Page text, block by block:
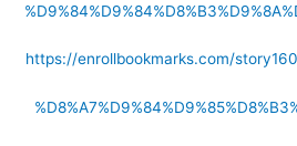
https://enrollbookmarks.com/